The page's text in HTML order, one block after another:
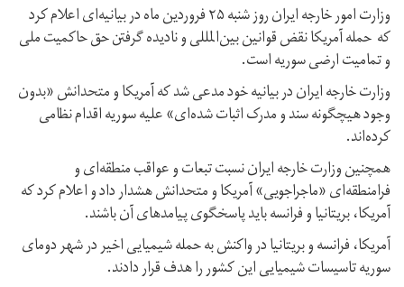
وزارت امور خارجه ایران روز شنبه ۲۵ فروردین ماه در بیانیه‌ای اعلام کرد
که حمله آمریکا نقض قوانین بین‌المللی و نادیده گرفتن حق حاکمیت ملی
و تمامیت ارضی سوریه است.
وزارت خارجه ایران در بیانیه خود مدعی شد که آمریکا و متحدانش «بدون
وجود هیچگونه سند و مدرک اثبات شده‌ای» علیه سوریه اقدام نظامی
کرده‌اند.
همچنین وزارت خارجه ایران نسبت تبعات و عواقب منطقه‌ای و
فرامنطقه‌ای «ماجراجویی» آمریکا و متحدانش هشدار داد و اعلام کرد که
آمریکا، بریتانیا و فرانسه باید پاسخگوی پیامدهای آن باشند.
آمریکا، فرانسه و بریتانیا در واکنش به حمله شیمیایی اخیر در شهر دومای
سوریه تاسیسات شیمیایی این کشور را هدف قرار دادند.